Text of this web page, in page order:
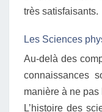
très satisfaisants.
Les Sciences
Au-delà des
connaissances
manière à ne
L’histoire des